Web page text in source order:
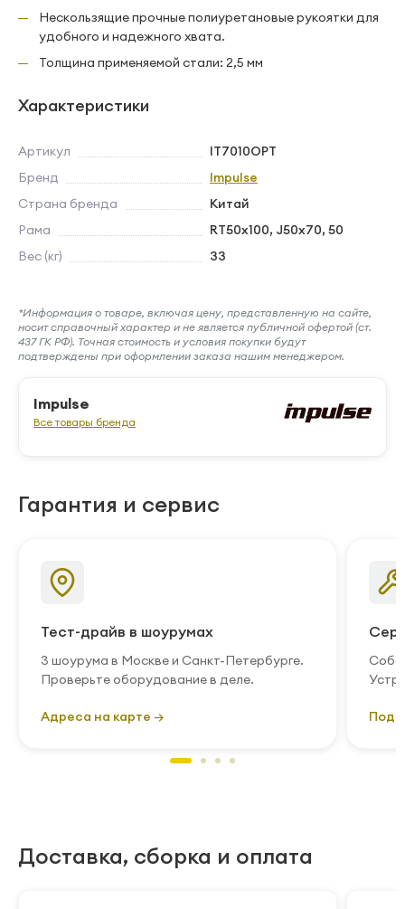
Нескользящие прочные полиуретановые рукоятки для
удобного и надежного хвата.
Толщина применяемой стали: 2,5 мм
Характеристики
Артикул
IT7010OPT
Бренд
Impulse
Страна бренда
Китай
Рама
RT50x100, J50x70, 50
Вес (кг)
33
*Информация о товаре, включая цену, представленную на сайте,
носит справочный характер и не является публичной офертой (ст.
437 ГК РФ). Точная стоимость и условия покупки будут
подтверждены при оформлении заказа нашим менеджером.
Impulse
Все товары бренда
Гарантия и сервис
Тест-драйв в шоурумах
3 шоурума в Москве и Санкт-Петербурге.
Проверьте оборудование в деле.
Адреса на карте →
Доставка, сборка и оплата